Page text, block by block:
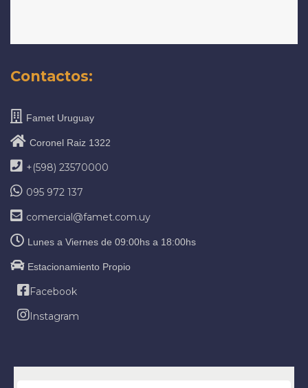
Contactos:
Famet Uruguay
Coronel Raiz 1322
+(598) 23570000
095 972 137
comercial@famet.com.uy
Lunes a Viernes de 09:00hs a 18:00hs
Estacionamiento Propio
Facebook
Instagram